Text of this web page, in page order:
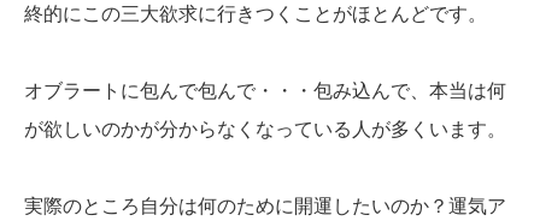
終的にこの三大欲求に行きつくことがほとんどです。
オブラートに包んで包んで・・・包み込んで、本当は何
が欲しいのかが分からなくなっている人が多くいます。
実際のところ自分は何のために開運したいのか？運気ア